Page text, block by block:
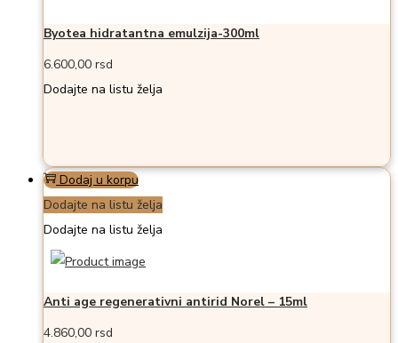
Byotea hidratantna emulzija-300ml
6.600,00 rsd
Dodajte na listu želja
Dodaj u korpu
Dodajte na listu želja
Dodajte na listu želja
Anti age regenerativni antirid Norel – 15ml
4.860,00 rsd